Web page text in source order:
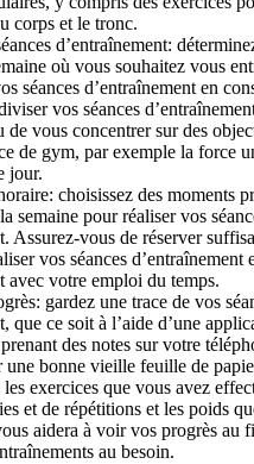
corps et le tronc.
d’entraînement:
où vous souhaitez vous
séances d’entraînement en
vos séances
de vous concentrer sur des
de gym, par exemple la force
jour.
choisissez des moments
semaine pour réaliser vos
Assurez-vous de réserver
vos séances d’entraînement
avec votre emploi du temps.
gardez une trace de vos
que ce soit à l’aide d’une
des notes sur votre
une bonne vieille feuille de
exercices que vous avez
et de répétitions et les poids
aidera à voir vos progrès au
au besoin.